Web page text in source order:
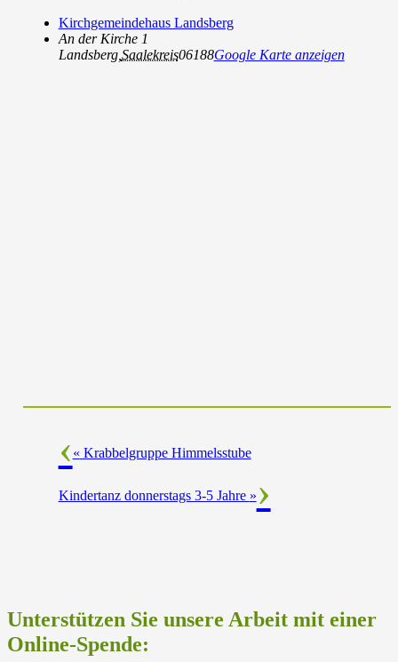
Kirchgemeindehaus Landsberg
An der Kirche 1
Landsberg, Saalekreis06188Google Karte anzeigen
« Krabbelgruppe Himmelsstube
Kindertanz donnerstags 3-5 Jahre »
Unterstützen Sie unsere Arbeit mit einer
Online-Spende: